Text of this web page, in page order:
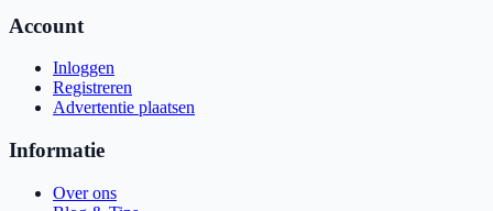
Account
Inloggen
Registreren
Advertentie plaatsen
Informatie
Over ons